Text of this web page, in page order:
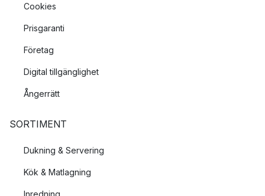
Cookies
Prisgaranti
Företag
Digital tillgänglighet
Ångerrätt
SORTIMENT
Dukning & Servering
Kök & Matlagning
Inredning